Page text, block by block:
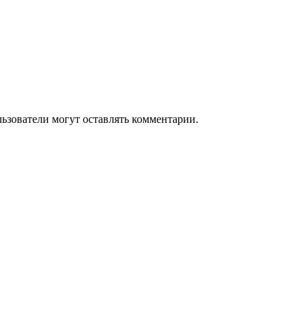
могут оставлять комментарии.